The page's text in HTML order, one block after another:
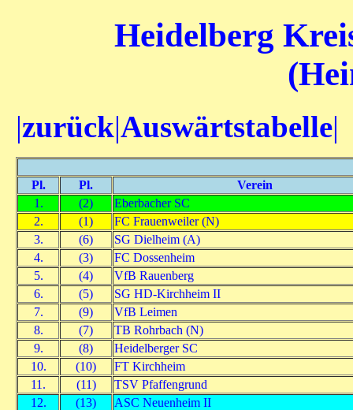
Heidelberg
|zurück|Auswärtstabelle|
Pl. Pl.
Verein
1.
(2)
Eberbacher SC
2.
(1)
FC Frauenweiler (N)
3.
(6)
SG Dielheim (A)
4.
(3)
FC Dossenheim
5.
(4)
VfB Rauenberg
6.
(5)
SG HD-Kirchheim II
7.
(9)
VfB Leimen
8.
(7)
TB Rohrbach (N)
9.
(8)
Heidelberger SC
10.
(10)
FT Kirchheim
11.
(11)
TSV Pfaffengrund
12.
(13)
ASC Neuenheim II